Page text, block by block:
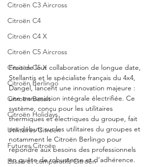
Citroën C3 Aircross
Citroën C4
Citroën C4 X
Citroën C5 Aircross
Citroën C5 X
Citroën Berlingo
Citroën Basalt
Citroën Holidays
Utilitaires Citroën
Futures Citroën
Essais et comparatifs Citroën
Fruit de leur collaboration de longue date,
Stellantis et le spécialiste français du 4x4,
Dangel, lancent une innovation majeure :
une transmission intégrale électrifiée. Ce
système, conçu pour les utilitaires
thermiques et électriques du groupe, fait
ses débuts sur les utilitaires du groupes et
notamment le Citroën Berlingo pour
répondre aux besoins des professionnels
en quête de robustesse et d’adhérence.